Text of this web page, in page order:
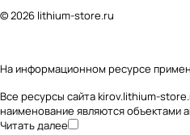
© 2026 lithium-store.ru
На информационном ресурсе
Все ресурсы сайта kirov.lithium-
наименование являются объектами
Читать далее